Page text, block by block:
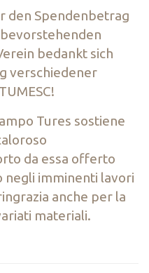
den Spendenbetrag
bedankt sich
verschiedener
Tures sostiene
da essa offerto
negli imminenti lavori
anche per la
materiali.